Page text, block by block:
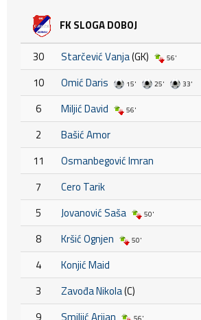
FK SLOGA DOBOJ
30 Starčević Vanja(GK) 56'
10 Omić Daris 15' 25' 33'
6 Miljić David 56'
2
Bašić Amor
11
Osmanbegović Imran
7
Cero Tarik
5
Jovanović Saša 50'
8 Kršić Ognjen 50'
4
Konjić Maid
3
Zavođa Nikola(C)